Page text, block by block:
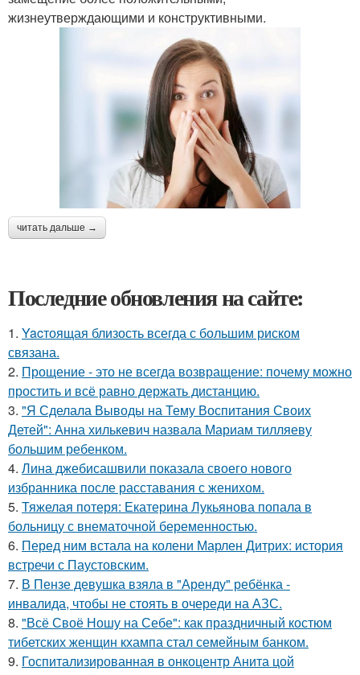
жизнеутверждающими и конструктивными.
читать дальше →
Последние обновления на сайте:
1. Yacтоящая близость всегда с большим риском
связана.
2. Прощение - это не всегда возвращение: почему можно
простить и всё равно держать дистанцию.
3. "Я Сделала Выводы на Тему Воспитания Своих
Детей": Анна хилькевич назвала Мариам тилляеву
большим ребенком.
4. Лина джебисашвили показала своего нового
избранника после расставания с женихом.
5. Тяжелая потеря: Екатерина Лукьянова попала в
больницу с внематочной беременностью.
6. Перед ним встала на колени Марлен Дитрих: история
встречи с Паустовским.
7. В Пензе девушка взяла в "Аренду" ребёнка -
инвалида, чтобы не стоять в очереди на АЗС.
8. "Всё Своё Ношу на Себе": как праздничный костюм
тибетских женщин кхампа стал семейным банком.
9. Госпитализированная в онкоцентр Анита цой